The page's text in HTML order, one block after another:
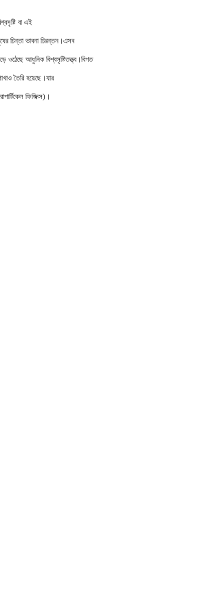
বা এই
চিন্তা ভাবনা চিরন্তন ।এসব
ওঠেছে আধুনিক বিশ্বসৃষ্টিতত্ত্ব।বিগত
তৈরি হয়েছে ।যার
ফিজিক্স) ।